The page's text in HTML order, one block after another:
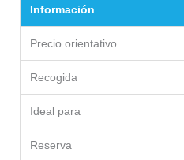
Información
Precio orientativo
Recogida
Ideal para
Reserva